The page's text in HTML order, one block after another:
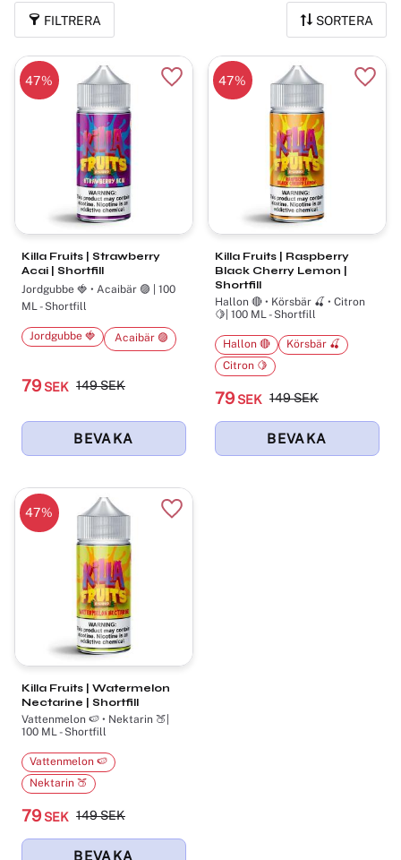
FILTRERA SORTERA
Killa Fruits | Strawberry
Acai | Shortfill
Jordgubbe 🍓 •​ Acaibär 🟣 | 100
ML - Shortfill
79 SEK 149SEK
Jordgubbe 🍓 ​ Acaibär 🟣
47% Lägg till i favoriter
Killa Fruits | Raspberry
Black Cherry Lemon |
Shortfill
Hallon 🔴 • Körsbär 🍒 • Citron
🍋| 100 ML - Shortfill
79 SEK 149SEK
Hallon 🔴
Körsbär 🍒
Citron 🍋
47%
Killa Fruits | Watermelon
Nectarine | Shortfill
Vattenmelon 🍉 • Nektarin 🍑|
100 ML - Shortfill
79 SEK 149SEK
Vattenmelon 🍉
Nektarin 🍑
47% Lägg till i favoriter